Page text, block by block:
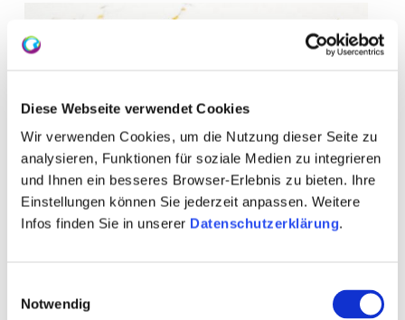
Diese Webseite verwendet Cookies
Wir verwenden Cookies, um die Nutzung dieser Seite zu
analysieren, Funktionen für soziale Medien zu integrieren
und Ihnen ein besseres Browser-Erlebnis zu bieten. Ihre
Einstellungen können Sie jederzeit anpassen. Weitere
Infos finden Sie in unserer Datenschutzerklärung.
Notwendig